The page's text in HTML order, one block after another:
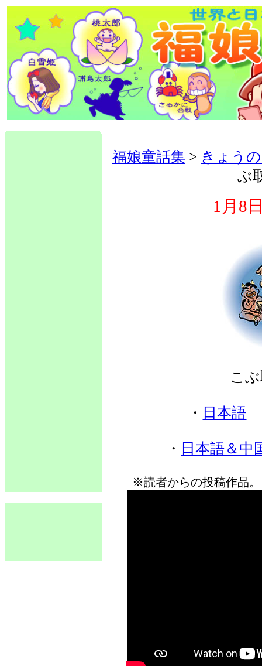
福娘童話集 > きょう
ぶ
1月8
こ
・ 日本語
・ 日本語＆中
※読者からの投稿作品